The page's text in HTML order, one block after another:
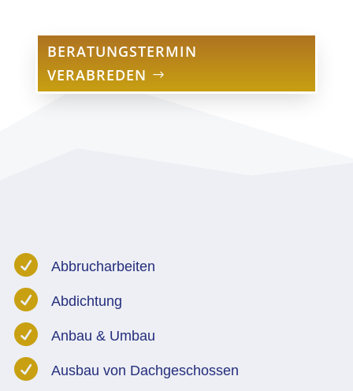
BERATUNGSTERMIN
VERABREDEN
 Abbrucharbeiten
 Abdichtung
 Anbau & Umbau
 Ausbau von Dachgeschossen